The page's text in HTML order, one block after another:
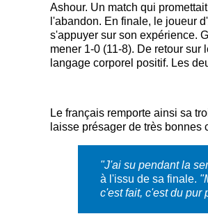
Ashour. Un match qui
l'abandon. En finale, le joueur
s'appuyer sur son expérience.
mener 1-0 (11-8). De retour
langage corporel positif. Les
Le français remporte ainsi sa
laisse présager de très bonnes
"J'ai su pendant la
à l'issu de sa finale.
c'est fait, c'est du pur